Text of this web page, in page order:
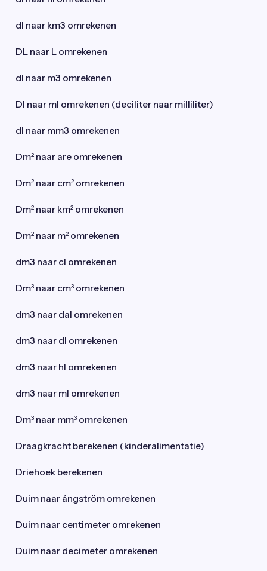
dl naar km3 omrekenen
DL naar L omrekenen
dl naar m3 omrekenen
Dl naar ml omrekenen (deciliter naar milliliter)
dl naar mm3 omrekenen
Dm² naar are omrekenen
Dm² naar cm² omrekenen
Dm² naar km² omrekenen
Dm² naar m² omrekenen
dm3 naar cl omrekenen
Dm³ naar cm³ omrekenen
dm3 naar dal omrekenen
dm3 naar dl omrekenen
dm3 naar hl omrekenen
dm3 naar ml omrekenen
Dm³ naar mm³ omrekenen
Draagkracht berekenen (kinderalimentatie)
Driehoek berekenen
Duim naar ångström omrekenen
Duim naar centimeter omrekenen
Duim naar decimeter omrekenen